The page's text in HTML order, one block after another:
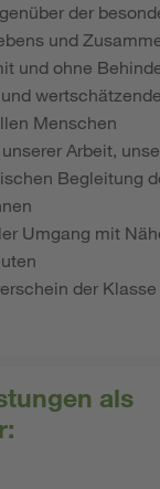
der
und
und ohne
Menschen
Arbeit,
Begleitung
Umgang mit
der
als